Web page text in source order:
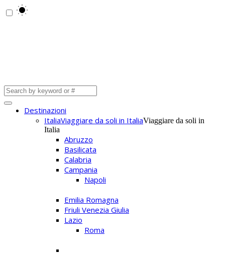
Destinazioni
ItaliaViaggiare da soli in ItaliaViaggiare da soli in
Italia
Abruzzo
Basilicata
Calabria
Campania
Napoli
Emilia Romagna
Friuli Venezia Giulia
Lazio
Roma